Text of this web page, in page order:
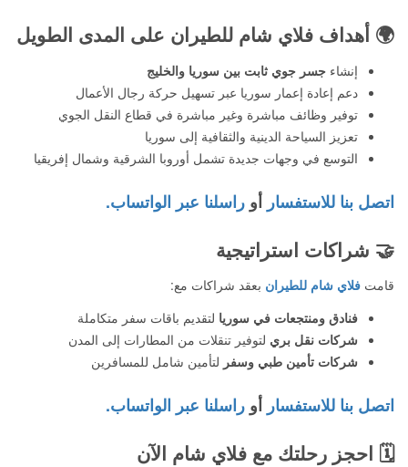
🌍 أهداف فلاي شام للطيران على المدى الطويل
إنشاء جسر جوي ثابت بين سوريا والخليج
دعم إعادة إعمار سوريا عبر تسهيل حركة رجال الأعمال
توفير وظائف مباشرة وغير مباشرة في قطاع النقل الجوي
تعزيز السياحة الدينية والثقافية إلى سوريا
التوسع في وجهات جديدة تشمل أوروبا الشرقية وشمال إفريقيا
اتصل بنا للاستفسار أو راسلنا عبر الواتساب.
🤝 شراكات استراتيجية
قامت فلاي شام للطيران بعقد شراكات مع:
فنادق ومنتجعات في سوريا لتقديم باقات سفر متكاملة
شركات نقل بري لتوفير تنقلات من المطارات إلى المدن
شركات تأمين طبي وسفر لتأمين شامل للمسافرين
اتصل بنا للاستفسار أو راسلنا عبر الواتساب.
🗓️ احجز رحلتك مع فلاي شام الآن